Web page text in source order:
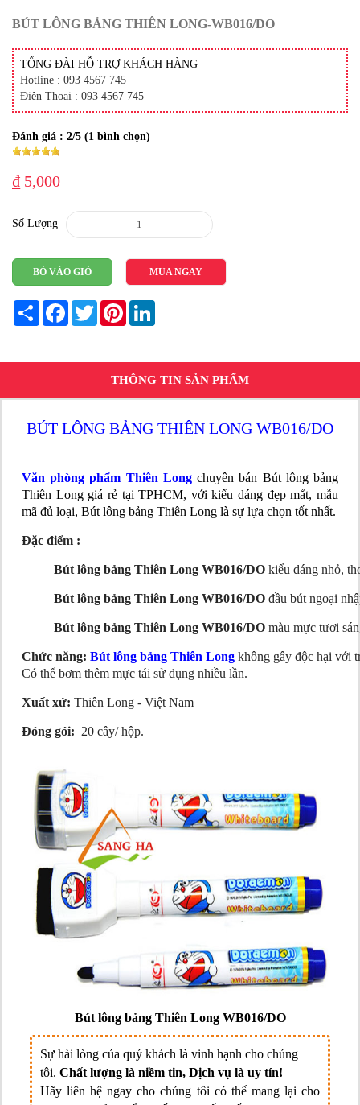
BÚT LÔNG BẢNG THIÊN LONG-WB016/DO
TỔNG ĐÀI HỖ TRỢ KHÁCH HÀNG
Hotline : 093 4567 745
Điện Thoại : 093 4567 745
Đánh giá : 2/5 (1 bình chọn)
₫ 5,000
Số Lượng
BỎ VÀO GIỎ MUA NGAY
Share FacebookTwitterPinterest
THÔNG TIN SẢN PHẨM
BÚT LÔNG BẢNG THIÊN LONG WB016/DO
Văn phòng phẩm Thiên Longchuyên bán Bút lông bảng
Thiên Long giá rẻ tại TPHCM, với kiểu dáng đẹp mắt, mẫu
mã đủ loại, Bút lông bảng Thiên Long là sự lựa chọn tốt nhất.
Đặc điểm :
Bút lông bảng Thiên Long WB016/DO kiểu dáng nhỏ,
Bút lông bảng Thiên Long WB016/DO đầu bút ngoại
Bút lông bảng Thiên Long WB016/DO màu mực tươi
Chức năng: Bút lông bảng Thiên Long không gây độc hại với
Có thể bơm thêm mực tái sử dụng nhiều lần.
Xuất xứ: Thiên Long - Việt Nam
Đóng gói: 20 cây/ hộp.
Bút lông bảng Thiên Long WB016/DO
Sự hài lòng của quý khách là vinh hạnh cho chúng
tôi. Chất lượng là niềm tin, Dịch vụ là uy tín!
Hãy liên hệ ngay cho chúng tôi có thể mang lại cho